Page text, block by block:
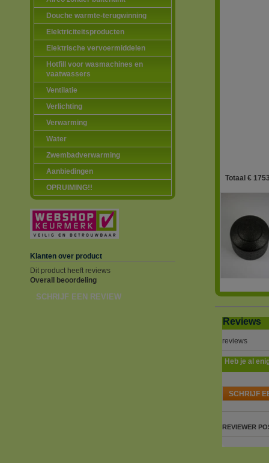
Douche warmte-terugwinning
Elektriciteitsproducten
Elektrische vervoermiddelen
Hotfill voor wasmachines en
vaatwassers
Ventilatie
Verlichting
Verwarming
Water
Zwembadverwarming
Aanbiedingen
OPRUIMING!!
Klanten over product
Dit product heeft reviews
Overall beoordeling
SCHRIJF EEN REVIEW
Totaal €
Reviews
reviews
Heb je al
SCHRIJF
REVIEWER